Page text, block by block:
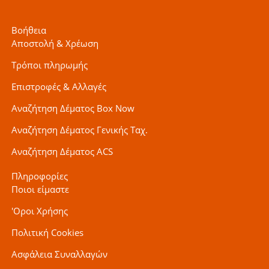
Βοήθεια
Αποστολή & Χρέωση
Τρόποι πληρωμής
Επιστροφές & Αλλαγές
Αναζήτηση Δέματος Box Now
Αναζήτηση Δέματος Γενικής Ταχ.
Αναζήτηση Δέματος ACS
Πληροφορίες
Ποιοι είμαστε
'Οροι Χρήσης
Πολιτική Cookies
Ασφάλεια Συναλλαγών